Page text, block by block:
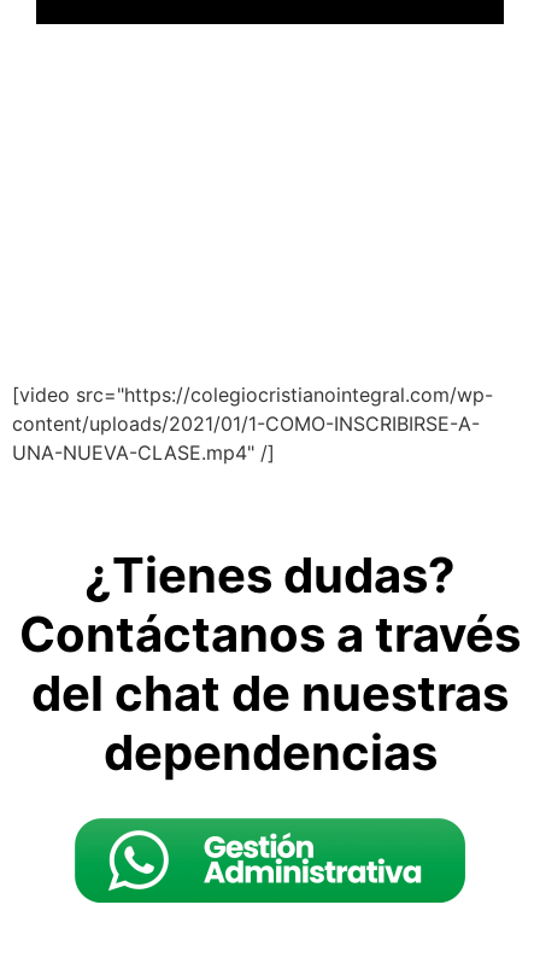
[video src="https://colegiocristianointegral.com/wp-
content/uploads/2021/01/1-COMO-INSCRIBIRSE-A-
UNA-NUEVA-CLASE.mp4" /]
¿Tienes dudas?
Contáctanos a través
del chat de nuestras
dependencias